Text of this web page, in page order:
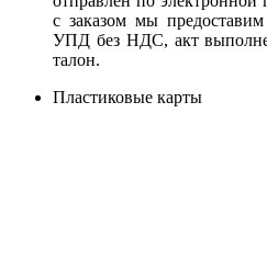
с заказом мы
УПД без НДС, акт
талон.
Пластиковые карты